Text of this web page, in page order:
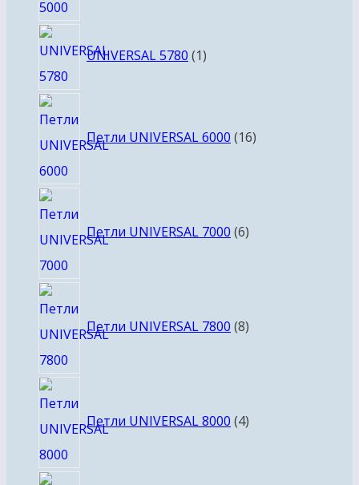
UNIVERSAL 5780 1товар
Петли UNIVERSAL 6000 16товаров
Петли UNIVERSAL 7000 6товаров
Петли UNIVERSAL 7800 8товаров
Петли UNIVERSAL 8000 4товара